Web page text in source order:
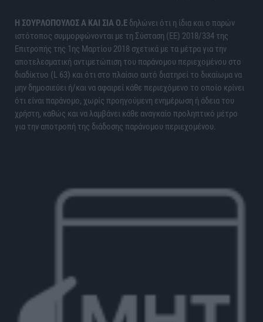
H ΣΟΥΡΛΟΠΟΥΛΟΣ Α ΚΑΙ ΣΙΑ Ο.Ε δηλώνει ότι η ίδια και ο παρών
ιστότοπος συμμορφώνονται με τη Σύσταση (ΕΕ) 2018/334 της
Επιτροπής της 1ης Μαρτίου 2018 σχετικά με τα μέτρα για την
αποτελεσματική αντιμετώπιση του παράνομου περιεχομένου στο
διαδίκτυο (L 63) και ότι στο πλαίσιο αυτό διατηρεί το δικαίωμα να
μην δημοσιεύει ή/και να αφαιρεί κάθε περιεχόμενο το οποίο κρίνει
ότι είναι παράνομο, χωρίς προηγούμενη ενημέρωση ή άδεια του
χρήστη, καθώς και να λαμβάνει κάθε αναγκαίο προληπτικό μέτρο
για την αποτροπή της διάδοσης παράνομου περιεχομένου.